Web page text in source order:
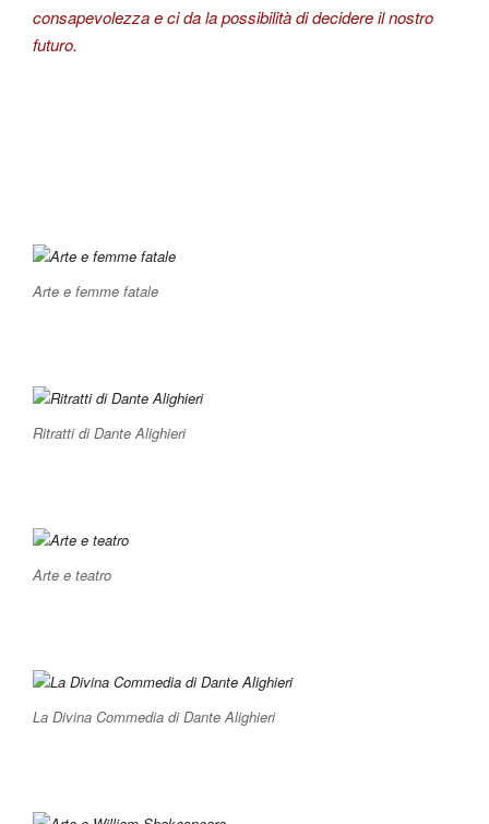
consapevolezza e ci da la possibilità di decidere il nostro
futuro.
Arte e femme fatale
Ritratti di Dante Alighieri
Arte e teatro
La Divina Commedia di Dante Alighieri